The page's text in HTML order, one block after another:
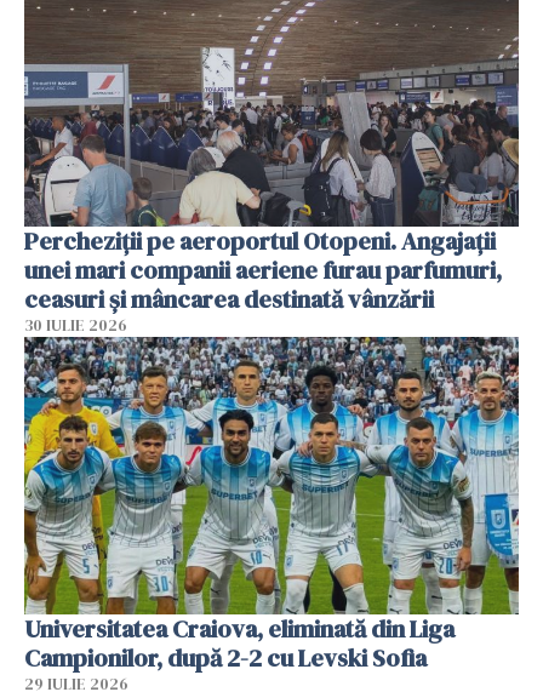
Percheziții pe aeroportul Otopeni. Angajații
unei mari companii aeriene furau parfumuri,
ceasuri și mâncarea destinată vânzării
30 IULIE 2026
Universitatea Craiova, eliminată din Liga
Campionilor, după 2-2 cu Levski Sofia
29 IULIE 2026